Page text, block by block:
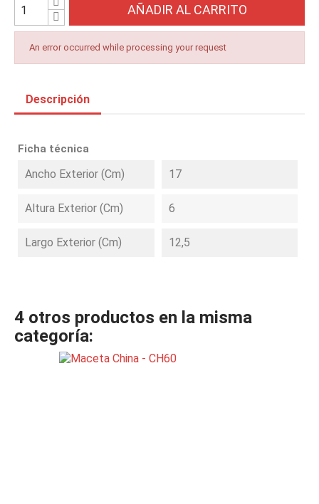
AÑADIR AL CARRITO
An error occurred while processing your request
Descripción
Ficha técnica
Ancho Exterior (cm) 17
Altura Exterior (cm) 6
Largo Exterior (cm) 12,5
4 otros productos en la misma
categoría: